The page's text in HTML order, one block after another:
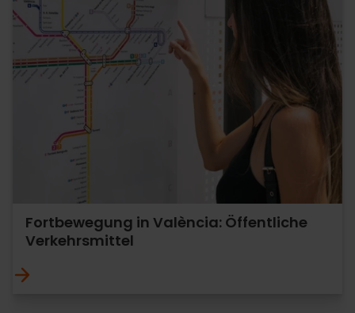
Fortbewegung in València: Öffentliche
Verkehrsmittel